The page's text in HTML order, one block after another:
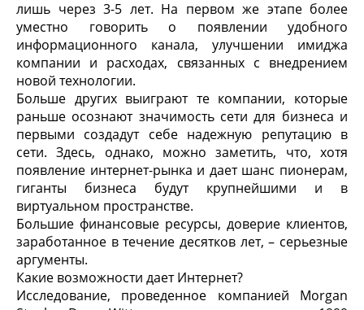
лишь через 3-5 лет. На первом же этапе более
уместно говорить о появлении удобного
информационного канала, улучшении имиджа
компании и расходах, связанных с внедрением
новой технологии.
Больше других выиграют те компании, которые
раньше осознают значимость сети для бизнеса и
первыми создадут себе надежную репутацию в
сети. Здесь, однако, можно заметить, что, хотя
появление интернет-рынка и дает шанс пионерам,
гиганты бизнеса будут крупнейшими и в
виртуальном пространстве.
Большие финансовые ресурсы, доверие клиентов,
заработанное в течение десятков лет, – серьезные
аргументы.
Какие возможности дает Интернет?
Исследование, проведенное компанией Morgan